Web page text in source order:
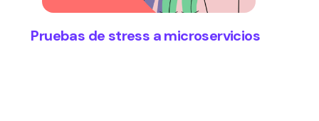
Pruebas de stress a microservicios